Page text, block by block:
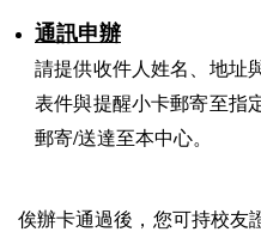
通訊申辦
請提供收件人姓名、地址
表件與提醒小卡郵寄至指
郵寄/送達至本中心。
俟辦卡通過後，您可持校友